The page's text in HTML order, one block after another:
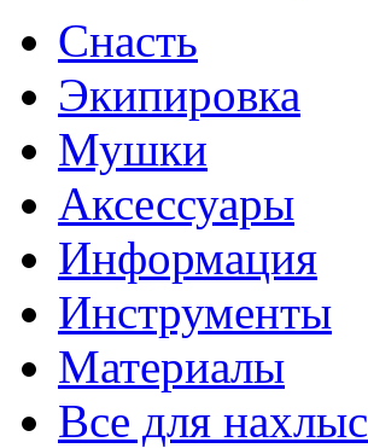
Снасть
Экипировка
Мушки
Аксессуары
Информация
Инструменты
Материалы
Все для